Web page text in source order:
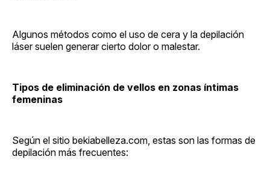
Algunos métodos como el uso de cera y la depilación
láser suelen generar cierto dolor o malestar.
Tipos de eliminación de vellos en zonas íntimas
femeninas
Según el sitio bekiabelleza.com, estas son las formas de
depilación más frecuentes: